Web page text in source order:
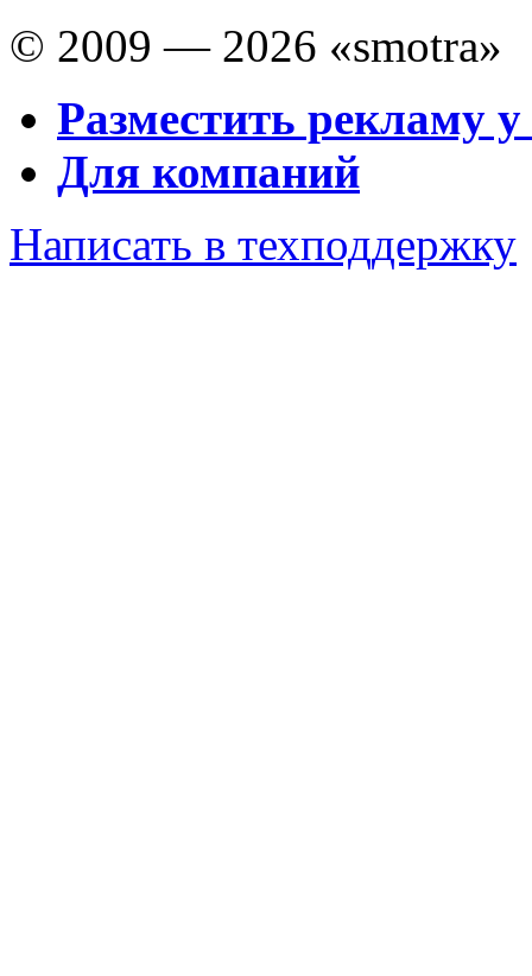
© 2009 — 2026 «smotra»
Разместить рекламу у
Для компаний
Написать в техподдержку